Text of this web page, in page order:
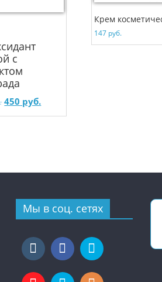
с
450 руб.
Крем
147 руб.
Мы в соц. сетях